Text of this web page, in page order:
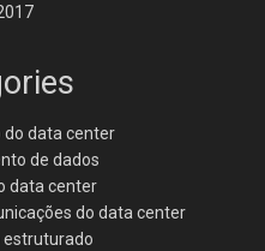
do data center
de dados
data center
do data center